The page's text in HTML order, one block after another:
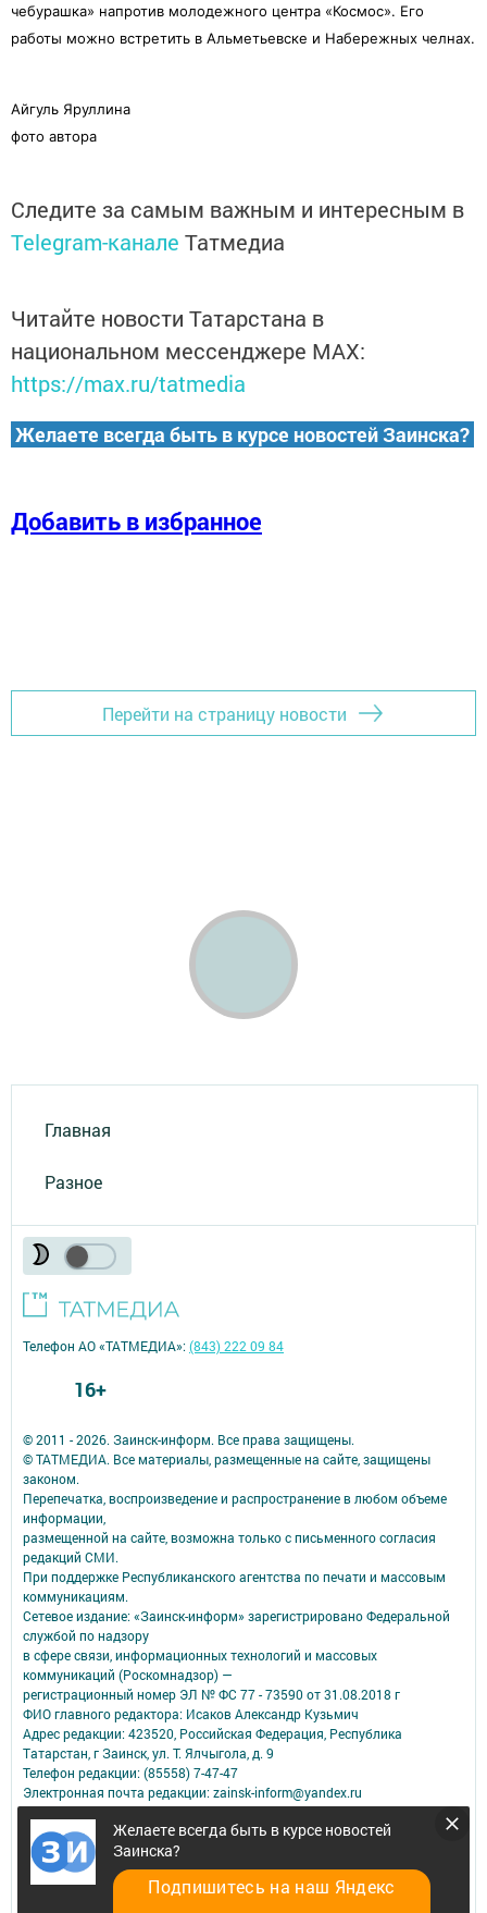
чебурашка» напротив молодежного центра «Космос». Его
работы можно встретить в Альметьевске и Набережных челнах.
Айгуль Яруллина
фото автора
Следите за самым важным и интересным в
Telegram-канале Татмедиа
Читайте новости Татарстана в
национальном мессенджере MАХ:
https://max.ru/tatmedia
Желаете всегда быть в курсе новостей Заинска?
Добавить в избранное
Перейти на страницу новости
Главная
Разное
Желаете всегда быть в курсе новостей
Заинска?
Подпишитесь на наш Яндекс
© 2011 - 2026. Заинск-информ. Все права защищены.
© ТАТМЕДИА. Все материалы, размещенные на сайте, защищены
законом.
Перепечатка, воспроизведение и распространение в любом объеме
информации,
размещенной на сайте, возможна только с письменного согласия
редакций СМИ.
При поддержке Республиканского агентства по печати и массовым
коммуникациям.
Сетевое издание: «Заинск-информ» зарегистрировано Федеральной
службой по надзору
в сфере связи, информационных технологий и массовых
коммуникаций (Роскомнадзор) —
регистрационный номер ЭЛ № ФС 77 - 73590 от 31.08.2018 г
ФИО главного редактора: Исаков Александр Кузьмич
Адрес редакции: 423520, Российская Федерация, Республика
Татарстан, г Заинск, ул. Т. Ялчыгола, д. 9
Телефон редакции: (85558) 7-47-47
Электронная почта редакции: zainsk-inform@yandex.ru
Для сообщений о фактах коррупции: zainsk-inform@yandex.ru
Учредитель СМИ: АО «ТАТМЕДИА»
Антикоррупционная политика
АО «ТАТМЕДИА» использует «cookie»для персонализации сервисов и
Телефон АО «ТАТМЕДИА»:(843) 222 09 84
16+